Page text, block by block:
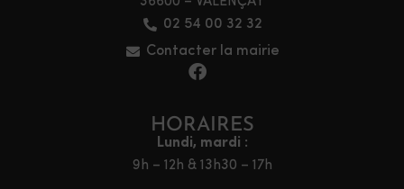
02 54 00 32 32
Contacter la mairie
HORAIRES
Lundi, mardi :
9h – 12h & 13h30 – 17h